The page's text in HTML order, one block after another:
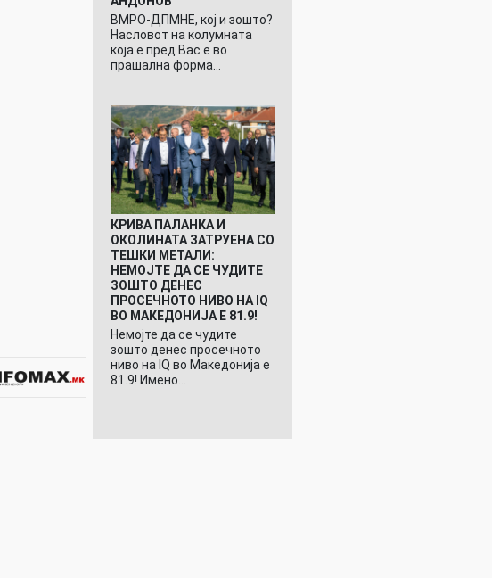
ВМРО-ДПМНЕ, кој и зошто?
Насловот на колумната
која е пред Вас е во
прашална форма…
КРИВА ПАЛАНКА И
ОКОЛИНАТА ЗАТРУЕНА СО
ТЕШКИ МЕТАЛИ:
НЕМОЈТЕ ДА СЕ ЧУДИТЕ
ЗОШТО ДЕНЕС
ПРОСЕЧНОТО НИВО НА IQ
ВО МАКЕДОНИЈА Е 81.9!
Немојте да се чудите
зошто денес просечното
ниво на IQ во Македонија е
81.9! Имено…